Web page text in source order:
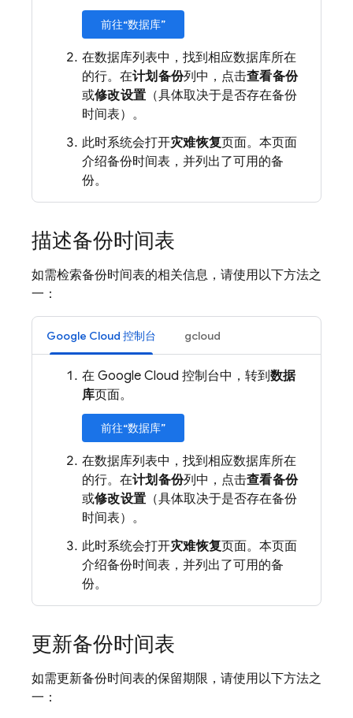
前往“数据库”
在数据库列表中，找到相应数据库所在
的行。在计划备份列中，点击查看备份
或修改设置 （具体取决于是否存在备份
时间表）。
此时系统会打开灾难恢复页面。本页面
介绍备份时间表，并列出了可用的备
份。
描述备份时间表
如需检索备份时间表的相关信息，请使用以下方法之
一：
Google Cloud 控制台 gcloud
在 Google Cloud 控制台中，转到数据
库页面。
前往“数据库”
在数据库列表中，找到相应数据库所在
的行。在计划备份列中，点击查看备份
或修改设置 （具体取决于是否存在备份
时间表）。
此时系统会打开灾难恢复页面。本页面
介绍备份时间表，并列出了可用的备
份。
更新备份时间表
如需更新备份时间表的保留期限，请使用以下方法之
一：